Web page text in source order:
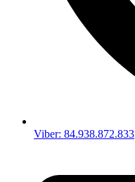
Viber: 84.938.872.833